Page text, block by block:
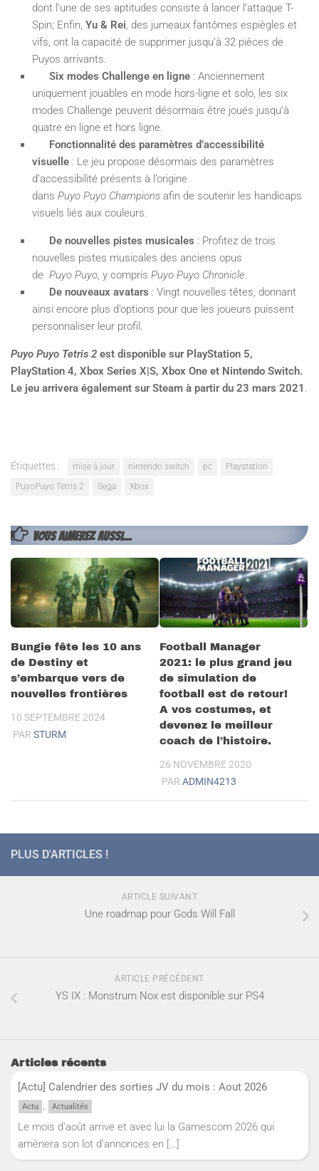
dont l’une de ses aptitudes consiste à lancer l’attaque T-
Spin; Enfin, Yu & Rei, des jumeaux fantômes espiègles et
vifs, ont la capacité de supprimer jusqu’à 32 pièces de
Puyos arrivants.
Six modes Challenge en ligne : Anciennement
uniquement jouables en mode hors-ligne et solo, les six
modes Challenge peuvent désormais être joués jusqu’à
quatre en ligne et hors ligne.
Fonctionnalité des paramètres d’accessibilité
visuelle : Le jeu propose désormais des paramètres
d’accessibilité présents à l’origine
dans Puyo Puyo Champions afin de soutenir les handicaps
visuels liés aux couleurs.
De nouvelles pistes musicales : Profitez de trois
nouvelles pistes musicales des anciens opus
de Puyo Puyo, y compris Puyo Puyo Chronicle.
De nouveaux avatars : Vingt nouvelles têtes, donnant
ainsi encore plus d’options pour que les joueurs puissent
personnaliser leur profil.
Puyo Puyo Tetris 2 est disponible sur PlayStation 5,
PlayStation 4, Xbox Series X|S, Xbox One et Nintendo Switch.
Le jeu arrivera également sur Steam à partir du 23 mars 2021 .
Étiquettes : mise à jour nintendo switch pc
Playstation
PuyoPuyo Tetris 2
Sega Xbox
VOUS AIMEREZ AUSSI...
Bungie fête les 10 ans
de Destiny et
s’embarque vers de
nouvelles frontières
10 SEPTEMBRE 2024
PAR STURM
Football Manager
2021: le plus grand jeu
de simulation de
football est de retour!
A vos costumes, et
devenez le meilleur
coach de l’histoire.
26 NOVEMBRE 2020
PAR ADMIN4213
PLUS D'ARTICLES !
ARTICLE SUIVANT
Une roadmap pour Gods Will Fall
ARTICLE PRÉCÉDENT
YS IX : Monstrum Nox est disponible sur PS4
Articles récents
[Actu] Calendrier des sorties JV du mois : Aout 2026
Actu , Actualités
Le mois d’août arrive et avec lui la Gamescom 2026 qui
amènera son lot d’annonces en […]